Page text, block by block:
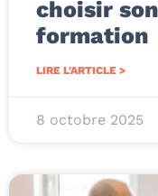
choisir
formation
LIRE L'ARTICLE >
8 octobre 2025